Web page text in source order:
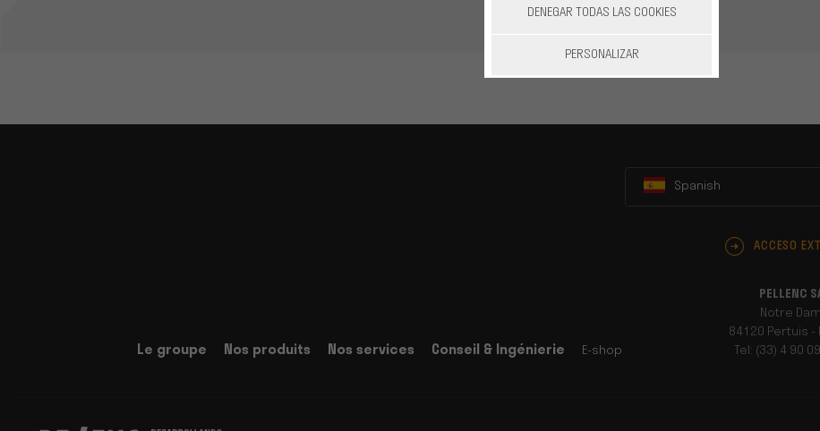
Le groupe Nos produits Nos services Conseil & Ingénierie E-shop
Spanish
ACCESO
PELLENC
Notre
84120 Pertuis -
Tel: (33) 4 90
DENEGAR TODAS LAS COOKIES
PERSONALIZAR